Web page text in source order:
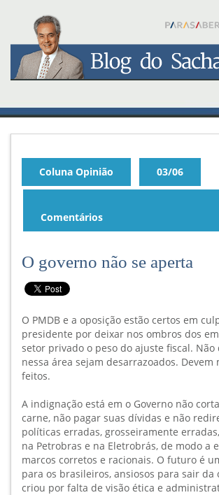
Coluna Opinião 03/06
Comentários
O governo não se aperta
O PMDB e a oposição estão certos em
presidente por deixar nos ombros dos
setor privado o peso do ajuste fiscal. Não
nessa área sejam desarrazoados. Devem
feitos.
A indignação está em o Governo não
carne, não pagar suas dívidas e não
políticas erradas, grosseiramente
na Petrobras e na Eletrobrás, de modo a
marcos corretos e racionais. O futuro é
para os brasileiros, ansiosos para sair da
criou por falta de visão ética e